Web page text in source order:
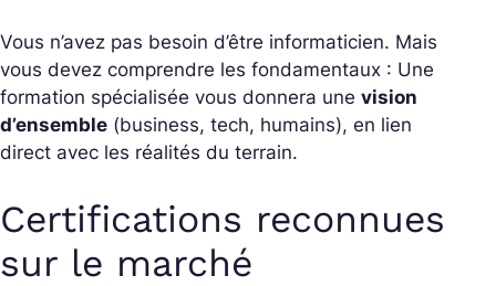
Vous n’avez pas besoin d’être informaticien. Mais
vous devez comprendre les fondamentaux : Une
formation spécialisée vous donnera une vision
d’ensemble (business, tech, humains), en lien
direct avec les réalités du terrain.
Certifications reconnues
sur le marché